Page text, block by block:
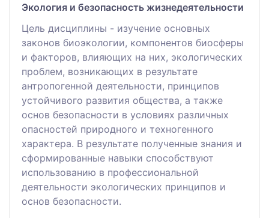
Экология и безопасность жизнедеятельности
Цель дисциплины - изучение основных
законов биоэкологии, компонентов биосферы
и факторов, влияющих на них, экологических
проблем, возникающих в результате
антропогенной деятельности, принципов
устойчивого развития общества, а также
основ безопасности в условиях различных
опасностей природного и техногенного
характера. В результате полученные знания и
сформированные навыки способствуют
использованию в профессиональной
деятельности экологических принципов и
основ безопасности.